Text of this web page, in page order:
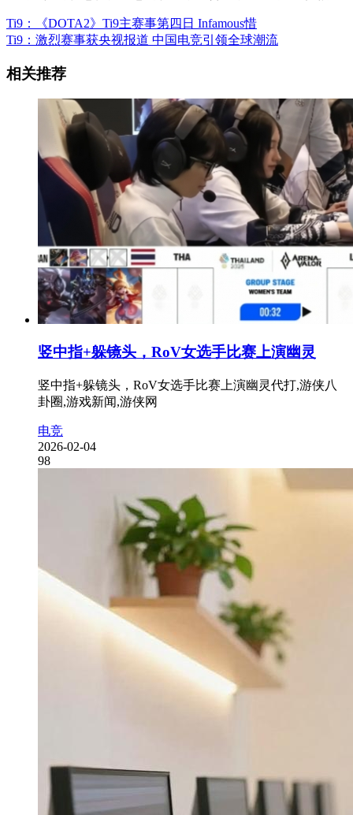
Ti9：《DOTA2》Ti9主赛事第四日 Infamous惜
Ti9：激烈赛事获央视报道 中国电竞引领全球潮流
相关推荐
竖中指+躲镜头，RoV女选手比赛上演幽灵
竖中指+躲镜头，RoV女选手比赛上演幽灵代打,游侠八
卦圈,游戏新闻,游侠网
电竞
2026-02-04
98